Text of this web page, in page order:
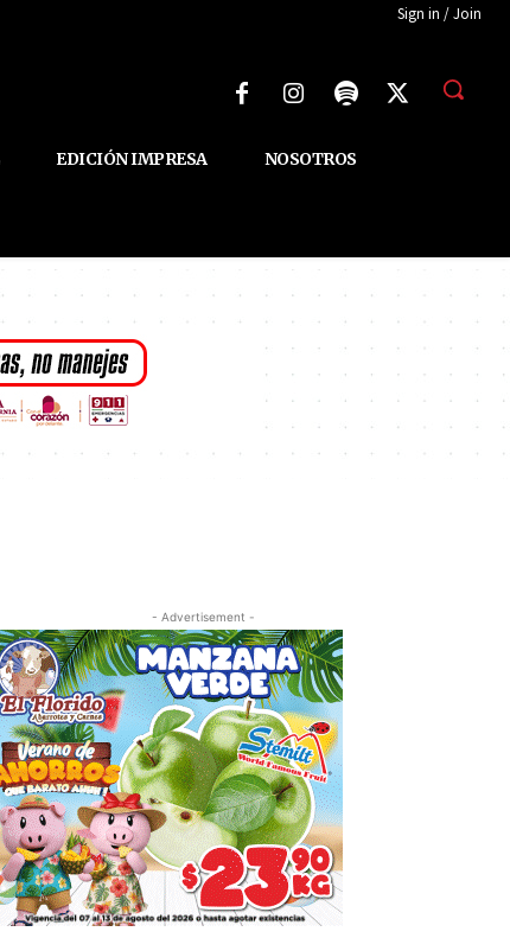
Sign in / Join
EDICIÓN IMPRESA NOSOTROS
- Advertisement -